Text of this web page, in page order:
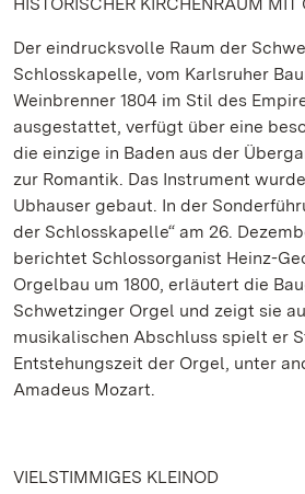
Der eindrucksvolle Raum der
Schlosskapelle, vom Karlsruher
Weinbrenner 1804 im Stil des
ausgestattet, verfügt über eine
die einzige in Baden aus der
zur Romantik. Das Instrument
Ubhauser gebaut. In der
der Schlosskapelle“ am 26.
berichtet Schlossorganist Heinz-
Orgelbau um 1800, erläutert die
Schwetzinger Orgel und zeigt sie
musikalischen Abschluss spielt er
Entstehungszeit der Orgel, unter
Amadeus Mozart.
VIELSTIMMIGES KLEINOD